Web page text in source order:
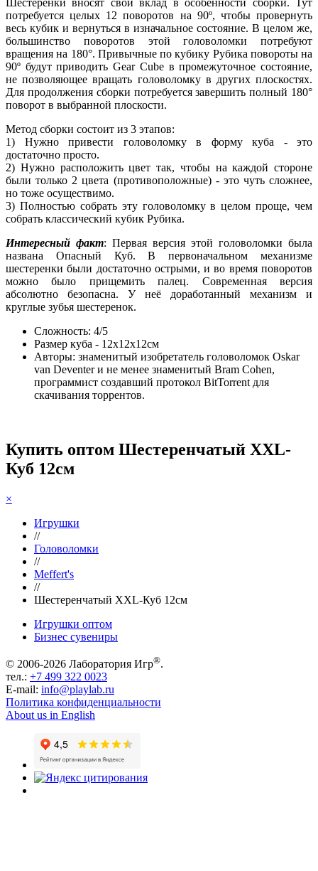
Шестеренки вносят свой вклад в особенности сборки. Тут
потребуется целых 12 поворотов на 90º, чтобы провернуть
весь кубик и вернуться в изначальное состояние. В целом же,
большинство поворотов этой головоломки потребуют
вращения на 180°. Привычные по кубику Рубика повороты на
90º будут приводить Gear Cube в промежуточное состояние,
не позволяющее вращать головоломку в других плоскостях.
Для продолжения сборки потребуется завершить полный 180°
поворот в выбранной плоскости.
Метод сборки состоит из 3 этапов:
1) Нужно привести головоломку в форму куба - это
достаточно просто.
2) Нужно расположить цвет так, чтобы на каждой стороне
были только 2 цвета (противоположные) - это чуть сложнее,
но тоже осуществимо.
3) Полностью собрать эту головоломку в целом проще, чем
собрать классический кубик Рубика.
Интересный факт: Первая версия этой головоломки была
названа Опасный Куб. В первоначальном механизме
шестеренки были достаточно острыми, и во время поворотов
можно было прищемить палец. Современная версия
абсолютно безопасна. У неё доработанный механизм и
круглые зубья шестеренок.
Сложность: 4/5
Размер куба - 12х12х12см
Авторы: знаменитый изобретатель головоломок Oskar
van Deventer и не менее знаменитый Bram Cohen,
программист создавший протокол BitTorrent для
скачивания торрентов.
Купить оптом Шестеренчатый XXL-
Куб 12см
×
Игрушки
//
Головоломки
//
Meffert's
//
Шестеренчатый XXL-Куб 12см
Игрушки оптом
Бизнес сувениры
© 2006-2026 Лаборатория Игр®.
тел.: +7 499 322 0023
E-mail: info@playlab.ru
Политика конфиденциальности
About us in English